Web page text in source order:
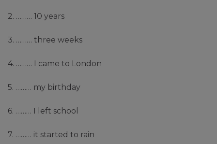
2. ……… 10 years
3. ……… three weeks
4. ……… I came to London
5. ……… my birthday
6. ……… I left school
7. ……… it started to rain